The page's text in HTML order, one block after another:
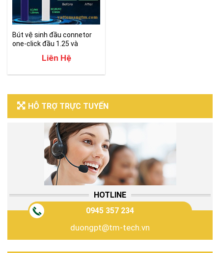
HỖ TRỢ TRỰC TUYẾN
HOTLINE
0945 357 234
duongpt@tm-tech.vn
Bút vệ sinh đầu connetor
one-click đầu 1.25 và
Liên Hệ